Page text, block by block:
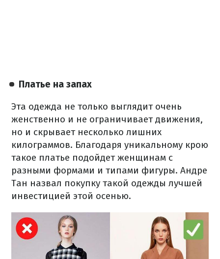
Платье на запах
​Эта одежда не только выглядит очень
женственно и не ограничивает движения,
но и скрывает несколько лишних
килограммов. Благодаря уникальному крою
такое платье подойдет женщинам с
разными формами и типами фигуры. Андре
Тан назвал покупку такой одежды лучшей
инвестицией этой осенью.